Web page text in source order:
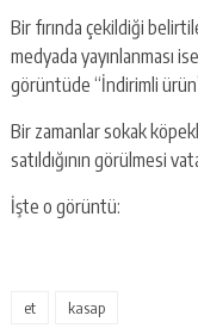
Bir fırında çekildiği
medyada yayınlanması
görüntüde “İndirimli
Bir zamanlar sokak
satıldığının görülmesi
İşte o görüntü:
et kasap